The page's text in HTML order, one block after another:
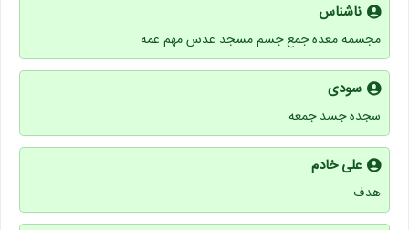
ناشناس
مجسمه معده جمع جسم مسجد عدس مهم عمه
سودی
سجده جسد جمعه .
علی خادم
هدف